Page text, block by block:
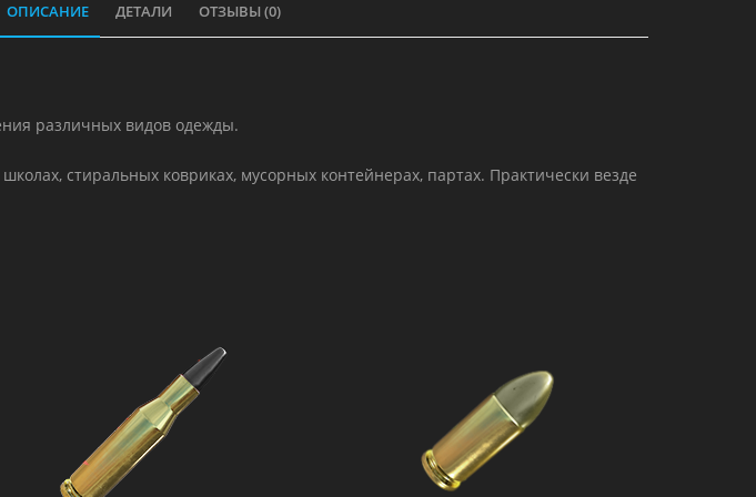
ОПИСАНИЕ ДЕТАЛИ ОТЗЫВЫ (0)
различных видов одежды.
стиральных ковриках, мусорных контейнерах, партах. Практически везде